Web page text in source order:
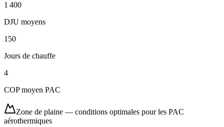
1 400
DJU moyens
150
Jours de chauffe
4
COP moyen PAC
Zone de plaine — conditions optimales pour les PAC
aérothermiques